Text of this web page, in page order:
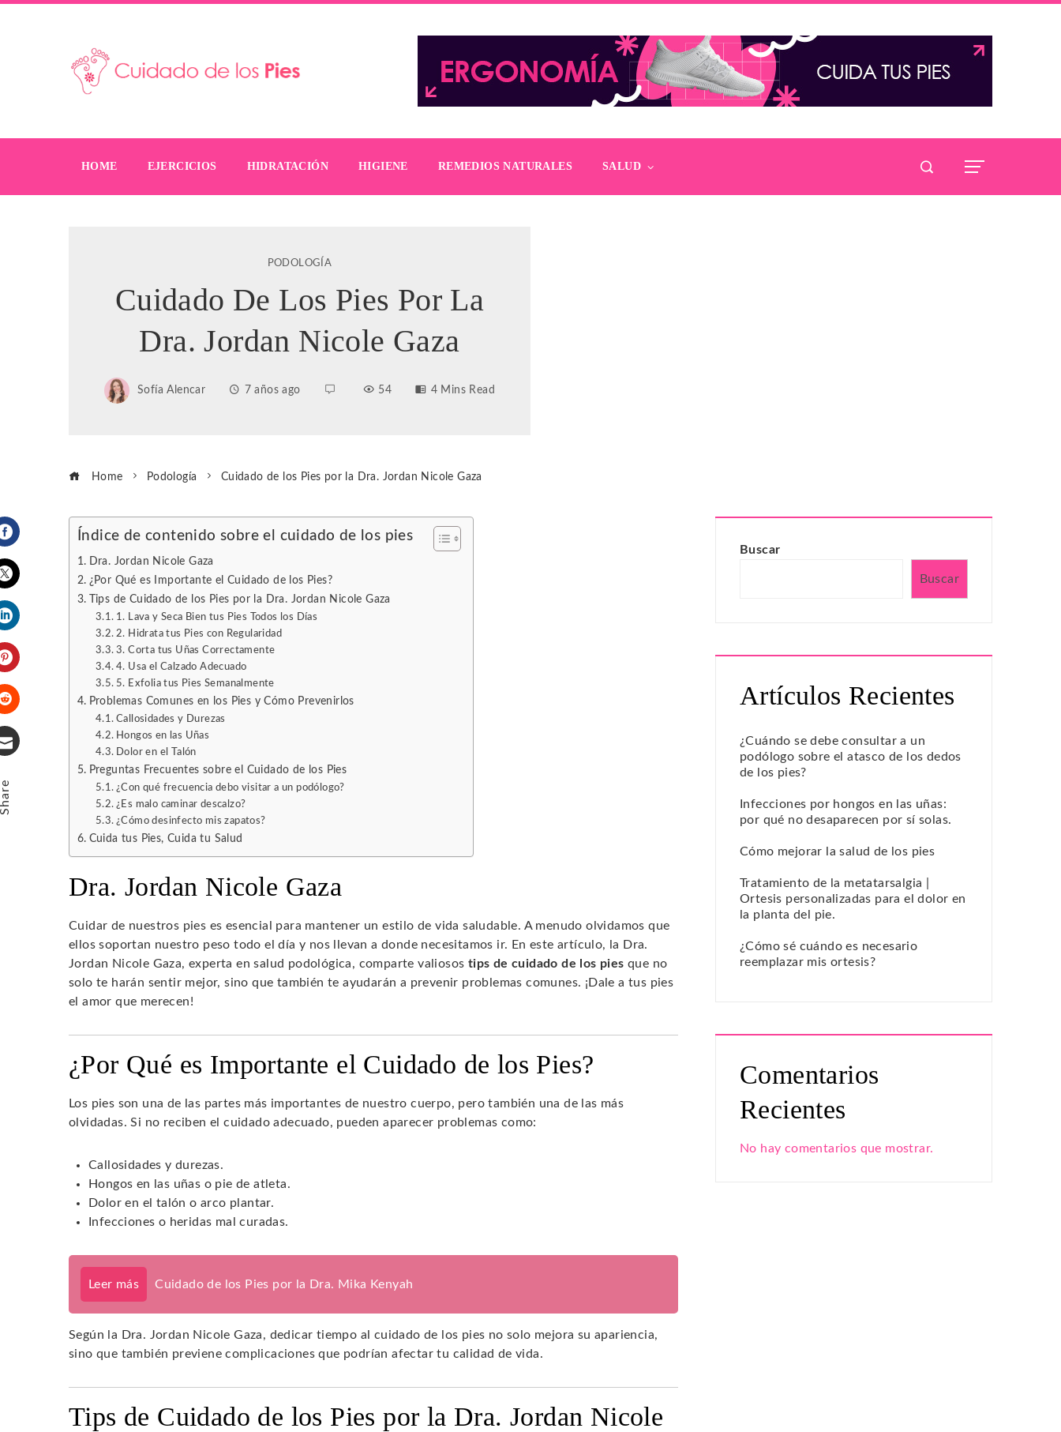
HOME EJERCICIOS HIDRATACIÓN HIGIENE REMEDIOS NATURALES SALUD
PODOLOGÍA
Cuidado De Los Pies Por La
Dra. Jordan Nicole Gaza
Sofía Alencar 7 años ago 54 4 Mins Read
Home Podología Cuidado de los Pies por la Dra. Jordan Nicole Gaza
Facebook
Twitter
LinkedIn
Pinterest
Stumbleupon
Índice de contenido sobre el cuidado de los pies
Dra. Jordan Nicole Gaza
¿Por Qué es Importante el Cuidado de los Pies?
Tips de Cuidado de los Pies por la Dra. Jordan Nicole Gaza
1. Lava y Seca Bien tus Pies Todos los Días
2. Hidrata tus Pies con Regularidad
3. Corta tus Uñas Correctamente
4. Usa el Calzado Adecuado
5. Exfolia tus Pies Semanalmente
Problemas Comunes en los Pies y Cómo Prevenirlos
Callosidades y Durezas
Hongos en las Uñas
Dolor en el Talón
Preguntas Frecuentes sobre el Cuidado de los Pies
¿Con qué frecuencia debo visitar a un podólogo?
¿Es malo caminar descalzo?
¿Cómo desinfecto mis zapatos?
Cuida tus Pies, Cuida tu Salud
Dra. Jordan Nicole Gaza
Cuidar de nuestros pies es esencial para mantener un estilo de vida saludable. A menudo olvidamos que
ellos soportan nuestro peso todo el día y nos llevan a donde necesitamos ir. En este artículo, la Dra.
Jordan Nicole Gaza, experta en salud podológica, comparte valiosos tips de cuidado de los pies que no
solo te harán sentir mejor, sino que también te ayudarán a prevenir problemas comunes. ¡Dale a tus pies
el amor que merecen!
¿Por Qué es Importante el Cuidado de los Pies?
Los pies son una de las partes más importantes de nuestro cuerpo, pero también una de las más
olvidadas. Si no reciben el cuidado adecuado, pueden aparecer problemas como:
Callosidades y durezas.
Hongos en las uñas o pie de atleta.
Dolor en el talón o arco plantar.
Infecciones o heridas mal curadas.
Leer más Cuidado de los Pies por la Dra. Mika Kenyah
Según la Dra. Jordan Nicole Gaza, dedicar tiempo al cuidado de los pies no solo mejora su apariencia,
sino que también previene complicaciones que podrían afectar tu calidad de vida.
Tips de Cuidado de los Pies por la Dra. Jordan Nicole
Buscar
Buscar
Artículos Recientes
¿Cuándo se debe consultar a un
podólogo sobre el atasco de los dedos
de los pies?
Infecciones por hongos en las uñas:
por qué no desaparecen por sí solas.
Cómo mejorar la salud de los pies
Tratamiento de la metatarsalgia |
Ortesis personalizadas para el dolor en
la planta del pie.
¿Cómo sé cuándo es necesario
reemplazar mis ortesis?
Comentarios
Recientes
No hay comentarios que mostrar.